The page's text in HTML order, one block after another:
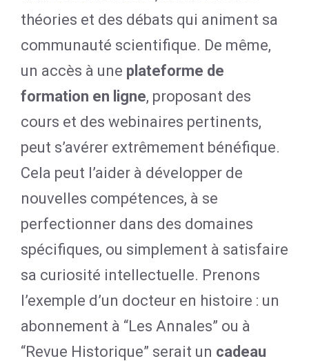
théories et des débats qui animent sa
communauté scientifique. De même,
un accès à une plateforme de
formation en ligne, proposant des
cours et des webinaires pertinents,
peut s’avérer extrêmement bénéfique.
Cela peut l’aider à développer de
nouvelles compétences, à se
perfectionner dans des domaines
spécifiques, ou simplement à satisfaire
sa curiosité intellectuelle. Prenons
l’exemple d’un docteur en histoire : un
abonnement à “Les Annales” ou à
“Revue Historique” serait un cadeau